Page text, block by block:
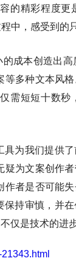
的精彩程度
中，感受到
成本创造出
多种文本风
需短短十数
为我们提供
为文案创作
者是否可能
持审慎，并
是技术的进